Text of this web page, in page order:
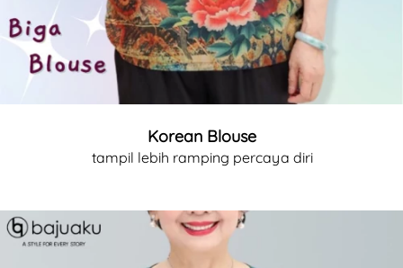
Korean Blouse
tampil lebih ramping percaya diri